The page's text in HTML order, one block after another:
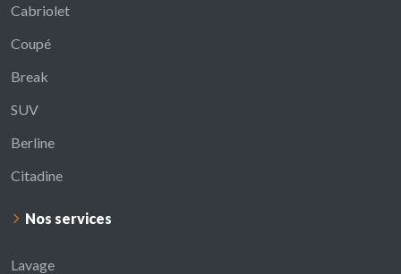
Cabriolet
Coupé
Break
SUV
Berline
Citadine
Nos services
Lavage